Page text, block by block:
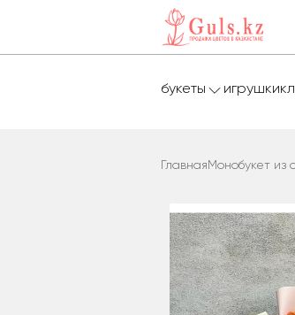
букеты игрушки
Главная Монобукет из